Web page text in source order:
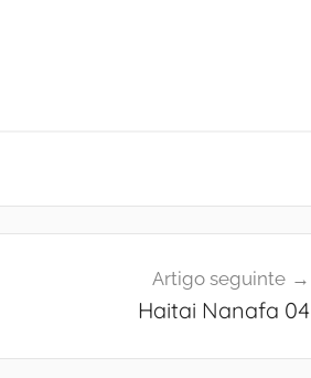
Artigo seguinte
Haitai Nanafa 04